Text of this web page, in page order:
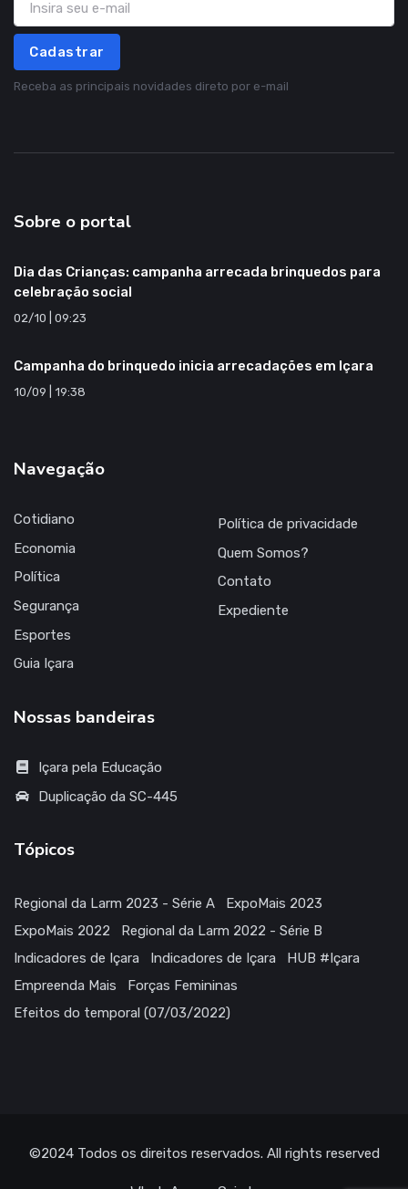
Cadastrar
Receba as principais novidades direto por e-mail
Sobre o portal
Dia das Crianças: campanha arrecada brinquedos para
celebração social
02/10 | 09:23
Campanha do brinquedo inicia arrecadações em Içara
10/09 | 19:38
Navegação
Cotidiano
Economia
Política
Segurança
Esportes
Guia Içara
Política de privacidade
Quem Somos?
Contato
Expediente
Nossas bandeiras
Içara pela Educação
Duplicação da SC-445
Tópicos
Regional da Larm 2023 - Série A
ExpoMais 2023
ExpoMais 2022
Regional da Larm 2022 - Série B
Indicadores de Içara
Indicadores de Içara
HUB #Içara
Empreenda Mais
Forças Femininas
Efeitos do temporal (07/03/2022)
©2024 Todos os direitos reservados. All rights reserved